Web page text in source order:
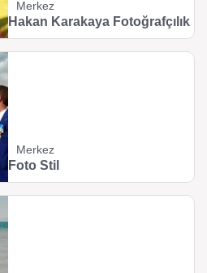
Merkez
Hakan Karakaya Fotoğrafçılık
Merkez
Foto Stil